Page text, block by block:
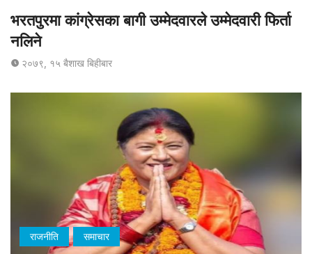
भरतपुरमा कांग्रेसका बागी उम्मेदवारले उम्मेदवारी फिर्ता
नलिने
२०७९, १५ बैशाख बिहीबार
राजनीति समाचार